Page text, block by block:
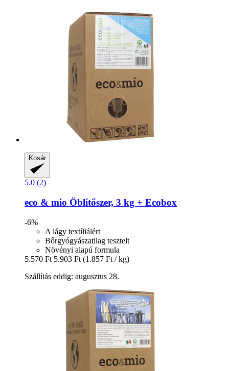
Kosár
5.0 (2)
eco & mio Öblítőszer, 3 kg + Ecobox
-6%
A lágy textíliálért
Bőrgyógyászatilag tesztelt
Növényi alapú formula
5.570 Ft 5.903 Ft (1.857 Ft / kg)
Szállítás eddig: augusztus 28.